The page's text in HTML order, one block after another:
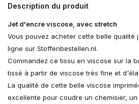
Description du produit
Jet d'encre viscose, avec stretch
Vous pouvez acheter cette belle qualité
ligne sur Stoffenbestellen.nl.
Commandez ce tissu en viscose sur la
tissé à partir de viscose très fine et
La qualité de cette belle viscose
excellente pour coudre un chemisier,